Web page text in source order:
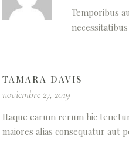
Temporibus
TAMARA DAVIS
noviembre 27, 2019
Itaque earum rerum hic
maiores alias consequatur aut